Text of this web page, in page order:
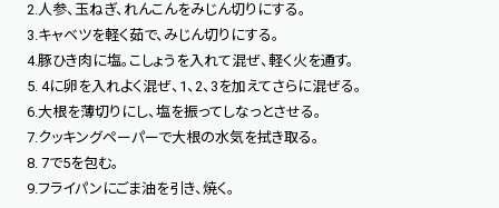
2.人参、玉ねぎ、れんこんをみじん切りにする。
3.キャベツを軽く茹で、みじん切りにする。
4.豚ひき肉に塩。こしょうを入れて混ぜ、軽く火を通す。
5. 4に卵を入れよく混ぜ、1、2、3を加えてさらに混ぜる。
6.大根を薄切りにし、塩を振ってしなっとさせる。
7.クッキングペーパーで大根の水気を拭き取る。
8. 7で5を包む。
9.フライパンにごま油を引き、焼く。